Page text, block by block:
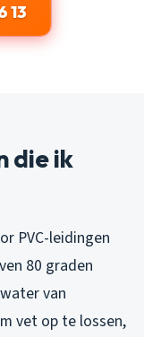
13
die ik
PVC-leidingen
80 graden
van
vet op te lossen,